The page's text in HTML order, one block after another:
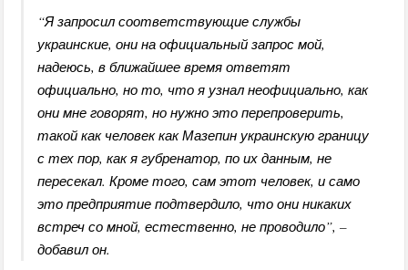
“Я запросил соответствующие службы
украинские, они на официальный запрос мой,
надеюсь, в ближайшее время ответят
официально, но то, что я узнал неофициально, как
они мне говорят, но нужно это перепроверить,
такой как человек как Мазепин украинскую границу
с тех пор, как я губренатор, по их данным, не
пересекал. Кроме того, сам этот человек, и само
это предприятие подтвердило, что они никаких
встреч со мной, естественно, не проводило”, –
добавил он.